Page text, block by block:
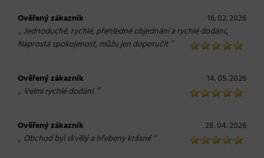
Ověřený zákazník 16. 02. 2026
„ Jednoduché, rychlé, přehledné objednání a rychlé dodání.,
Naprostá spokojenost, můžu jen doporučit“
Ověřený zákazník 14. 05. 2026
„ Velmi rychlé dodání.“
Ověřený zákazník 28. 04. 2026
„ Obchod byl skvělý a hřebeny krásné“